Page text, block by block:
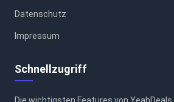
Datenschutz
Impressum
Schnellzugriff